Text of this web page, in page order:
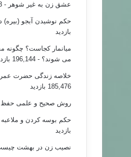
عشق زن به غیر شوهر - 280,263 بازدید
حکم نوشیدن آبجو
بازدید
میانمار کجاست؟ چگونه
می شوند؟ - 196,144 بازدید
خلاصه زندگی حضرت عمر
185,476 بازدید
روش صحیح و علمی حفظ
حکم بوسه کردن و ملاعبه
بازدید
نصیب زن در بهشت